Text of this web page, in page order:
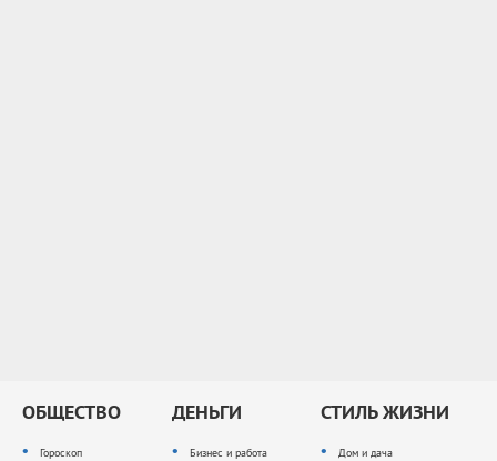
ОБЩЕСТВО
Гороскоп
ДЕНЬГИ
Бизнес и работа
СТИЛЬ ЖИЗНИ
Дом и дача